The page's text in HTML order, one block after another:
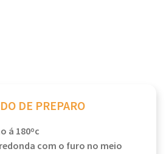
DE PREPARO
á 180ºc
com o furo no meio